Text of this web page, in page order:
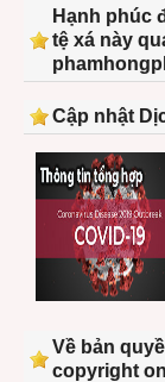
Hạnh phúc
tệ xá này
Cập nhật
Về bản
copyright